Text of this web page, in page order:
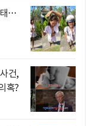
태…
건,
혹?